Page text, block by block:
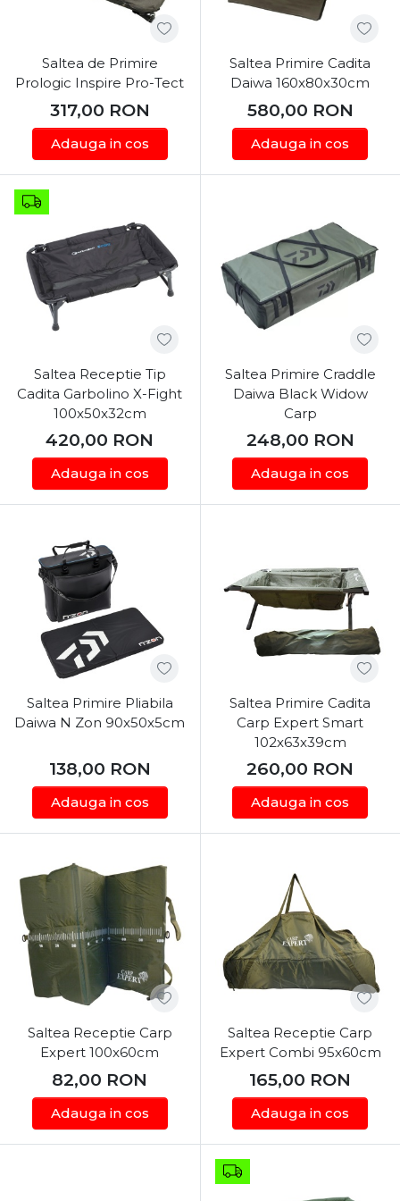
Saltea de Primire
Prologic Inspire Pro-Tect
317,00 RON
Adauga in cos
Saltea Primire Cadita
Daiwa 160x80x30cm
580,00 RON
Adauga in cos
Saltea Receptie Tip
Cadita Garbolino X-Fight
100x50x32cm
420,00 RON
Adauga in cos
Saltea Primire Craddle
Daiwa Black Widow
Carp
248,00 RON
Adauga in cos
Saltea Primire Pliabila
Daiwa N Zon 90x50x5cm
138,00 RON
Adauga in cos
Saltea Primire Cadita
Carp Expert Smart
102x63x39cm
260,00 RON
Adauga in cos
Saltea Receptie Carp
Expert 100x60cm
82,00 RON
Adauga in cos
Saltea Receptie Carp
Expert Combi 95x60cm
165,00 RON
Adauga in cos